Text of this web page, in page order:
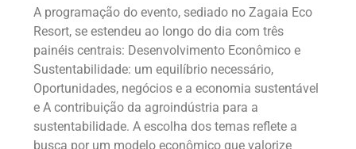
A programação do evento, sediado no Zagaia Eco
Resort, se estendeu ao longo do dia com três
painéis centrais: Desenvolvimento Econômico e
Sustentabilidade: um equilíbrio necessário,
Oportunidades, negócios e a economia sustentável
e A contribuição da agroindústria para a
sustentabilidade. A escolha dos temas reflete a
busca por um modelo econômico que valorize